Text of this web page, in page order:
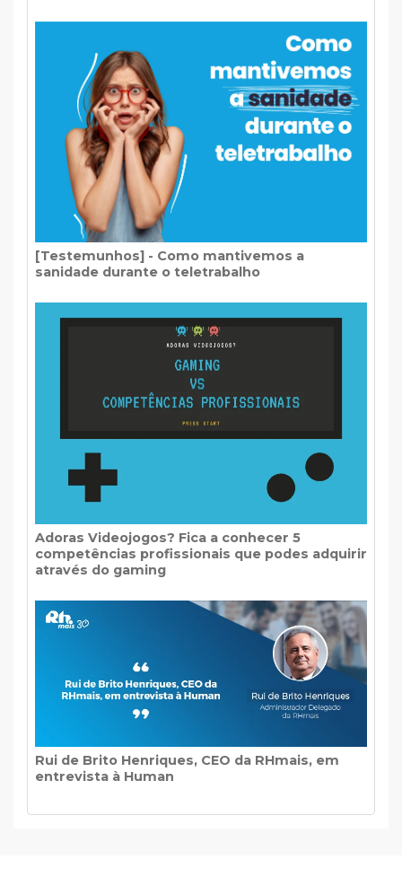
[Testemunhos] - Como mantivemos a
sanidade durante o teletrabalho
Adoras Videojogos? Fica a conhecer 5
competências profissionais que podes adquirir
através do gaming
Rui de Brito Henriques, CEO da RHmais, em
entrevista à Human